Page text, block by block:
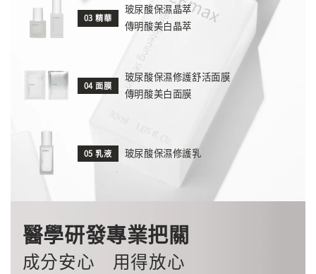
03 精華
玻尿酸保濕晶萃
傳明酸美白晶萃
04 面膜
玻尿酸保濕修護舒活面膜
傳明酸美白面膜
05 乳液 玻尿酸保濕修護乳
醫學研發專業把關
成分安心 用得放心